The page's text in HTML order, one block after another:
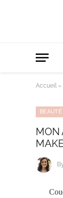
Accueil »
BEAUTÉ
MON